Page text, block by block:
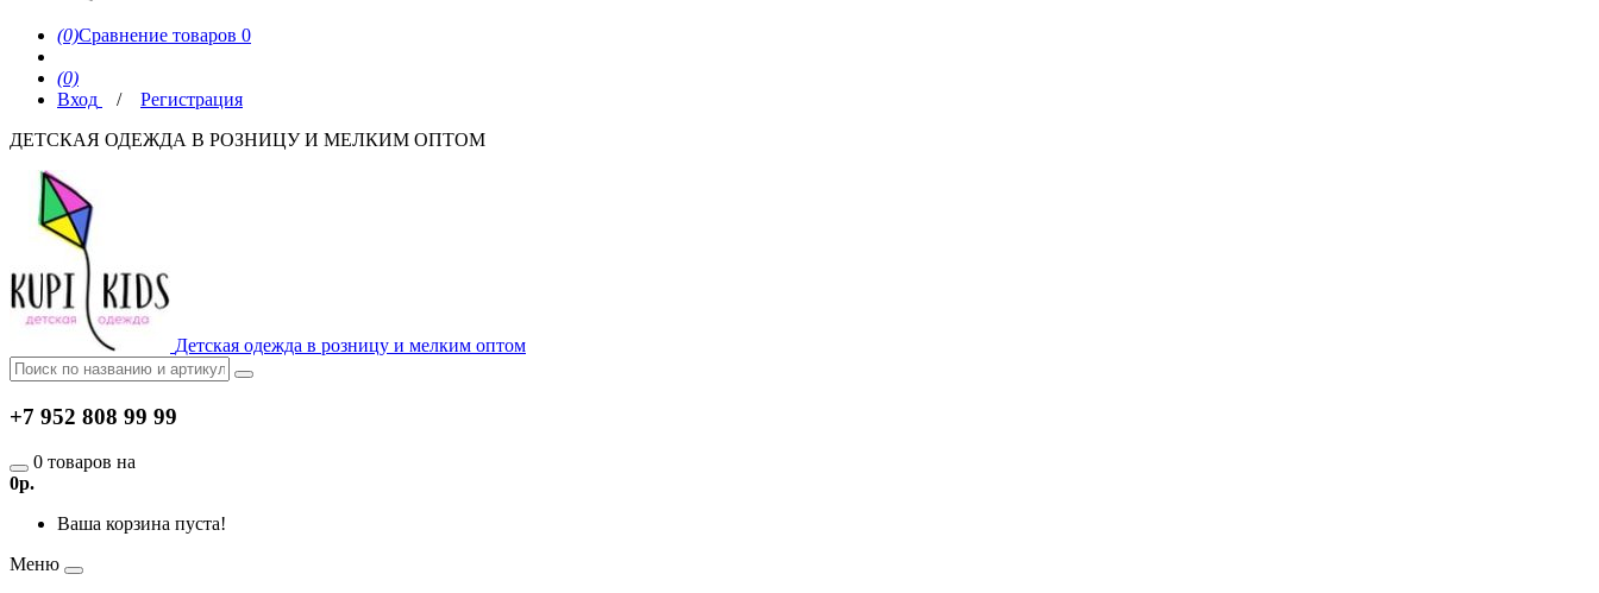
(0)Сравнение товаров 0
(0)
Вход
/
Регистрация
ДЕТСКАЯ ОДЕЖДА В РОЗНИЦУ И МЕЛКИМ ОПТОМ
Детская одежда в розницу и мелким оптом
+7 952 808 99 99
0 товаров на
0р.
Ваша корзина пуста!
Меню